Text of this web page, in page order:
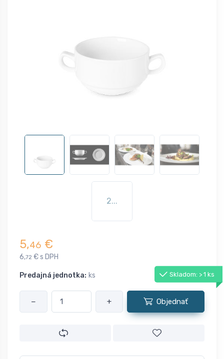
2...
5,46 €
6,72 € s DPH
Predajná jednotka: ks Skladom: > 1 ks
− + Objednať